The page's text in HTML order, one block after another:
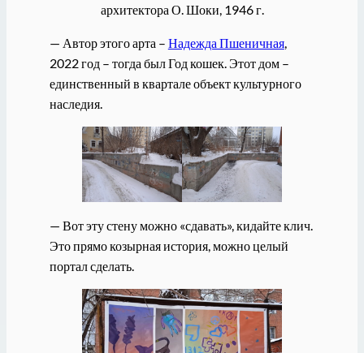
архитектора О. Шоки, 1946 г.
— Автор этого арта – Надежда Пшеничная,
2022 год – тогда был Год кошек. Этот дом –
единственный в квартале объект культурного
наследия.
— Вот эту стену можно «сдавать», кидайте клич.
Это прямо козырная история, можно целый
портал сделать.